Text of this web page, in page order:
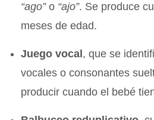
“ago”o “ajo”. Se produce
meses de edad.
Juego vocal , que se
vocales o consonantes
producir cuando el bebé